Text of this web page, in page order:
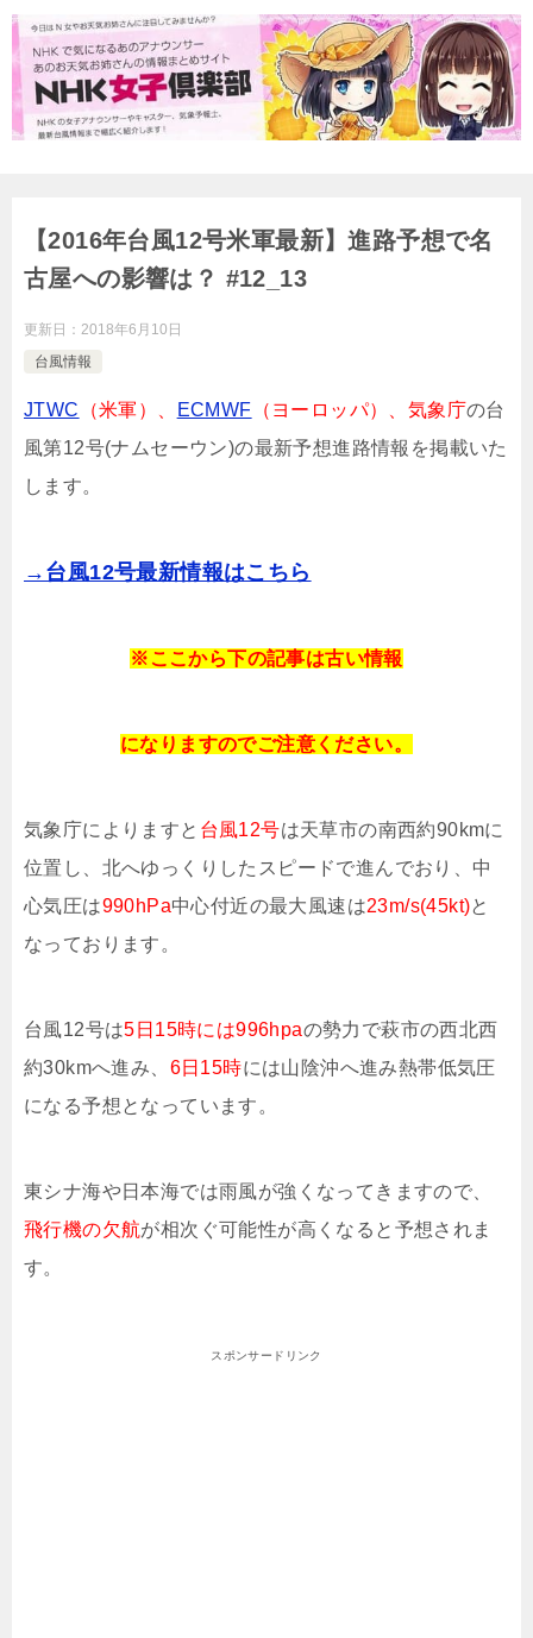
【2016年台風12号米軍最新】進路予想で名
古屋への影響は？ #12_13
更新日： 2018年6月10日
台風情報
JTWC （米軍）、 ECMWF （ヨーロッパ）、気象庁の台
風第12号(ナムセーウン)の最新予想進路情報を掲載いた
します。
→台風12号最新情報はこちら
※ここから下の記事は古い情報
になりますのでご注意ください。
気象庁によりますと 台風12号は天草市の南西約90kmに
位置し、北へゆっくりしたスピードで進んでおり、中
心気圧は990hPa中心付近の最大風速は23m/s(45kt)と
なっております。
台風12号は5日15時には996hpaの勢力で萩市の西北西
約30kmへ進み、 6日15時には山陰沖へ進み熱帯低気圧
になる予想となっています。
東シナ海や日本海では雨風が強くなってきますので、
飛行機の欠航が相次ぐ可能性が高くなると予想されま
す。
スポンサードリンク